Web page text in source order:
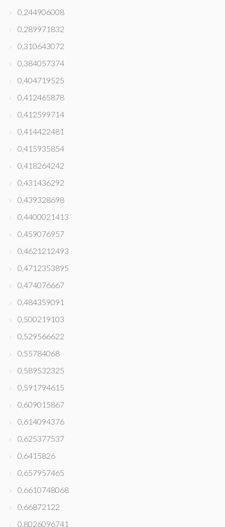
0,244906008
0,289971832
0,310643072
0,384057374
0,404719525
0,412465878
0,412599714
0,414422481
0,415935854
0,418264242
0,431436292
0,439328698
0,4400021413
0,459076957
0,4621212493
0,4712353895
0,474076667
0,484359091
0,500219103
0,529566622
0,55784068
0,589532325
0,591794615
0,609015867
0,614094376
0,625377537
0,6415826
0,657957465
0,6610748068
0,66872122
0,8026096741